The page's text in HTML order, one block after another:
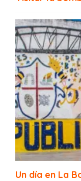
La Boca
Un día en La